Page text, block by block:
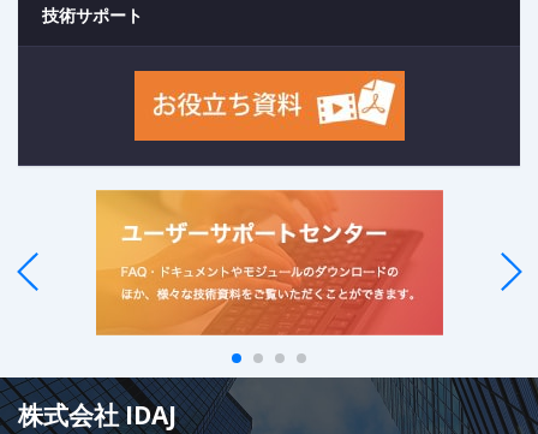
技術サポート
株式会社 IDAJ